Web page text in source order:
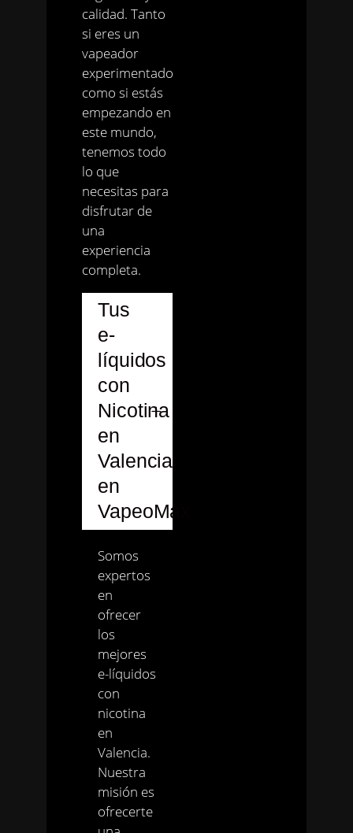
calidad. Tanto
si eres un
vapeador
experimentado
como si estás
empezando en
este mundo,
tenemos todo
lo que
necesitas para
disfrutar de
una
experiencia
completa.
Tus
e-
líquidos
con
Nicotina
en
Valencia
en
VapeoMax
Somos
expertos
en
ofrecer
los
mejores
e-líquidos
con
nicotina
en
Valencia.
Nuestra
misión es
ofrecerte